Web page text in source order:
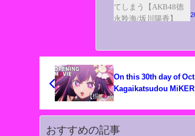
On this 30th day of
Kagaikatsudou
おすすめの記事